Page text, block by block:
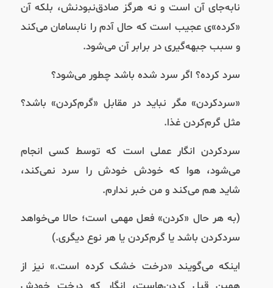
نابه‌جای آن است و نه هرگز صادق‌نبودنش، بلکه آن
«کرده‌»ی عجیب است که حال آدم را نابسامان می‌کند
و سبب جبهه‌گیری در برابر آن می‌شود.
سرد کرده؟ اگر سرد شده باشد چطور می‌شود؟
«سردکردن» مگر نباید در مقابل «گرم‌کردن» باشد؟
مثل گرم‌کردن غذا.
سرد‌کردن انگار عملی است که توسط کسی انجام
می‌شود، هوا که خودش خودش را سرد نمی‌کند،
شاید هم می‌کند و من خبر ندارم.
(به هر حال «کردن» فعل مهمی است؛ حالا می‌خواهد
سرد‌کردن باشد یا گرم‌کردن یا هر نوع دیگری.)
اینکه می‌گویند «درخت خشک کرده است.» نیز از